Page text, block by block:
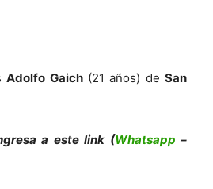
Adolfo Gaich(21 años) deSan
a este link (Whatsapp –